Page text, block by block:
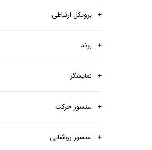
پروتکل ارتباطی
برند
نمایشگر
سنسور حرکت
سنسور روشنایی